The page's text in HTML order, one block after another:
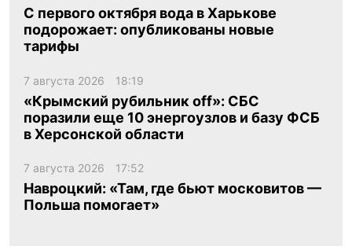
С первого октября вода в Харькове
подорожает: опубликованы новые
тарифы
7 августа 2026 18:19
«Крымский рубильник off»: СБС
поразили еще 10 энергоузлов и базу ФСБ
в Херсонской области
7 августа 2026 17:52
Навроцкий: «Там, где бьют московитов —
Польша помогает»